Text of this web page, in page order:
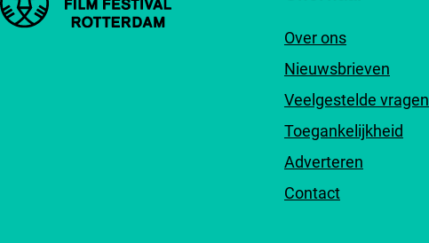
Over ons
Nieuwsbrieven
Veelgestelde vragen
Toegankelijkheid
Adverteren
Contact